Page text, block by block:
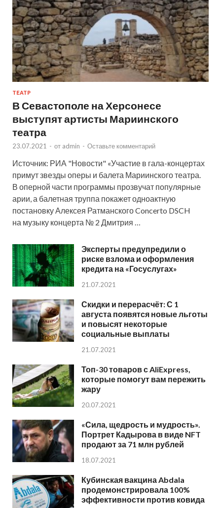
ТЕАТР
В Севастополе на Херсонесе
выступят артисты Мариинского
театра
23.07.2021 - от admin - Оставьте комментарий
Источник: РИА "Новости" «Участие в гала-концертах
примут звезды оперы и балета Мариинского театра.
В оперной части программы прозвучат популярные
арии, а балетная труппа покажет одноактную
постановку Алексея Ратманского Concerto DSCH
на музыку концерта № 2 Дмитрия …
Эксперты предупредили о
риске взлома и оформления
кредита на «Госуслугах»
21.07.2021
Скидки и перерасчёт: С 1
августа появятся новые льготы
и повысят некоторые
социальные выплаты
21.07.2021
Топ-30 товаров с AliExpress,
которые помогут вам пережить
жару
20.07.2021
«Сила, щедрость и мудрость».
Портрет Кадырова в виде NFT
продают за 71 млн рублей
18.07.2021
Кубинская вакцина Abdala
продемонстрировала 100%
эффективности против ковида